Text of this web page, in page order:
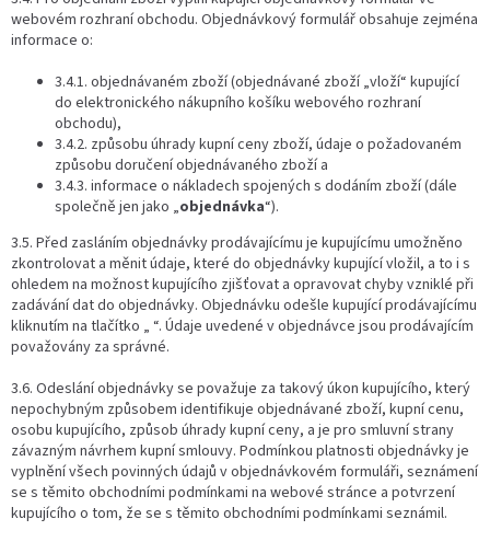
webovém rozhraní obchodu. Objednávkový formulář obsahuje zejména
informace o:
3.4.1. objednávaném zboží (objednávané zboží „vloží“ kupující
do elektronického nákupního košíku webového rozhraní
obchodu),
3.4.2. způsobu úhrady kupní ceny zboží, údaje o požadovaném
způsobu doručení objednávaného zboží a
3.4.3. informace o nákladech spojených s dodáním zboží (dále
společně jen jako „objednávka“).
3.5. Před zasláním objednávky prodávajícímu je kupujícímu umožněno
zkontrolovat a měnit údaje, které do objednávky kupující vložil, a to i s
ohledem na možnost kupujícího zjišťovat a opravovat chyby vzniklé při
zadávání dat do objednávky. Objednávku odešle kupující prodávajícímu
kliknutím na tlačítko „ “. Údaje uvedené v objednávce jsou prodávajícím
považovány za správné.
3.6. Odeslání objednávky se považuje za takový úkon kupujícího, který
nepochybným způsobem identifikuje objednávané zboží, kupní cenu,
osobu kupujícího, způsob úhrady kupní ceny, a je pro smluvní strany
závazným návrhem kupní smlouvy. Podmínkou platnosti objednávky je
vyplnění všech povinných údajů v objednávkovém formuláři, seznámení
se s těmito obchodními podmínkami na webové stránce a potvrzení
kupujícího o tom, že se s těmito obchodními podmínkami seznámil.